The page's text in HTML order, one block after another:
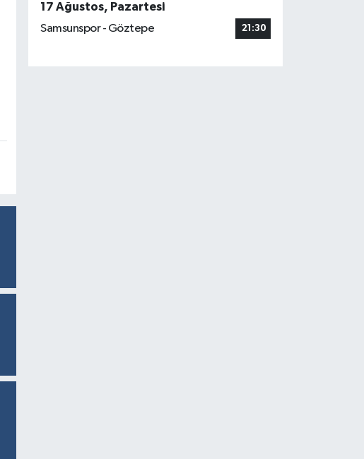
17 Ağustos, Pazartesi
Samsunspor - Göztepe
21:30